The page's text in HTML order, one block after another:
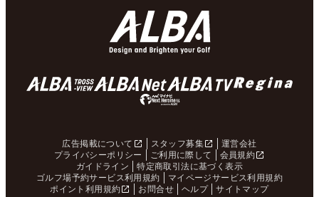
広告掲載について スタッフ募集
運営会社
プライバシーポリシー
ご利用に際して
会員規約
ガイドライン
特定商取引法に基づく表示
ゴルフ場予約サービス利用規約
マイページサービス利用規約
ポイント利用規約
お問合せ ヘルプ サイトマップ